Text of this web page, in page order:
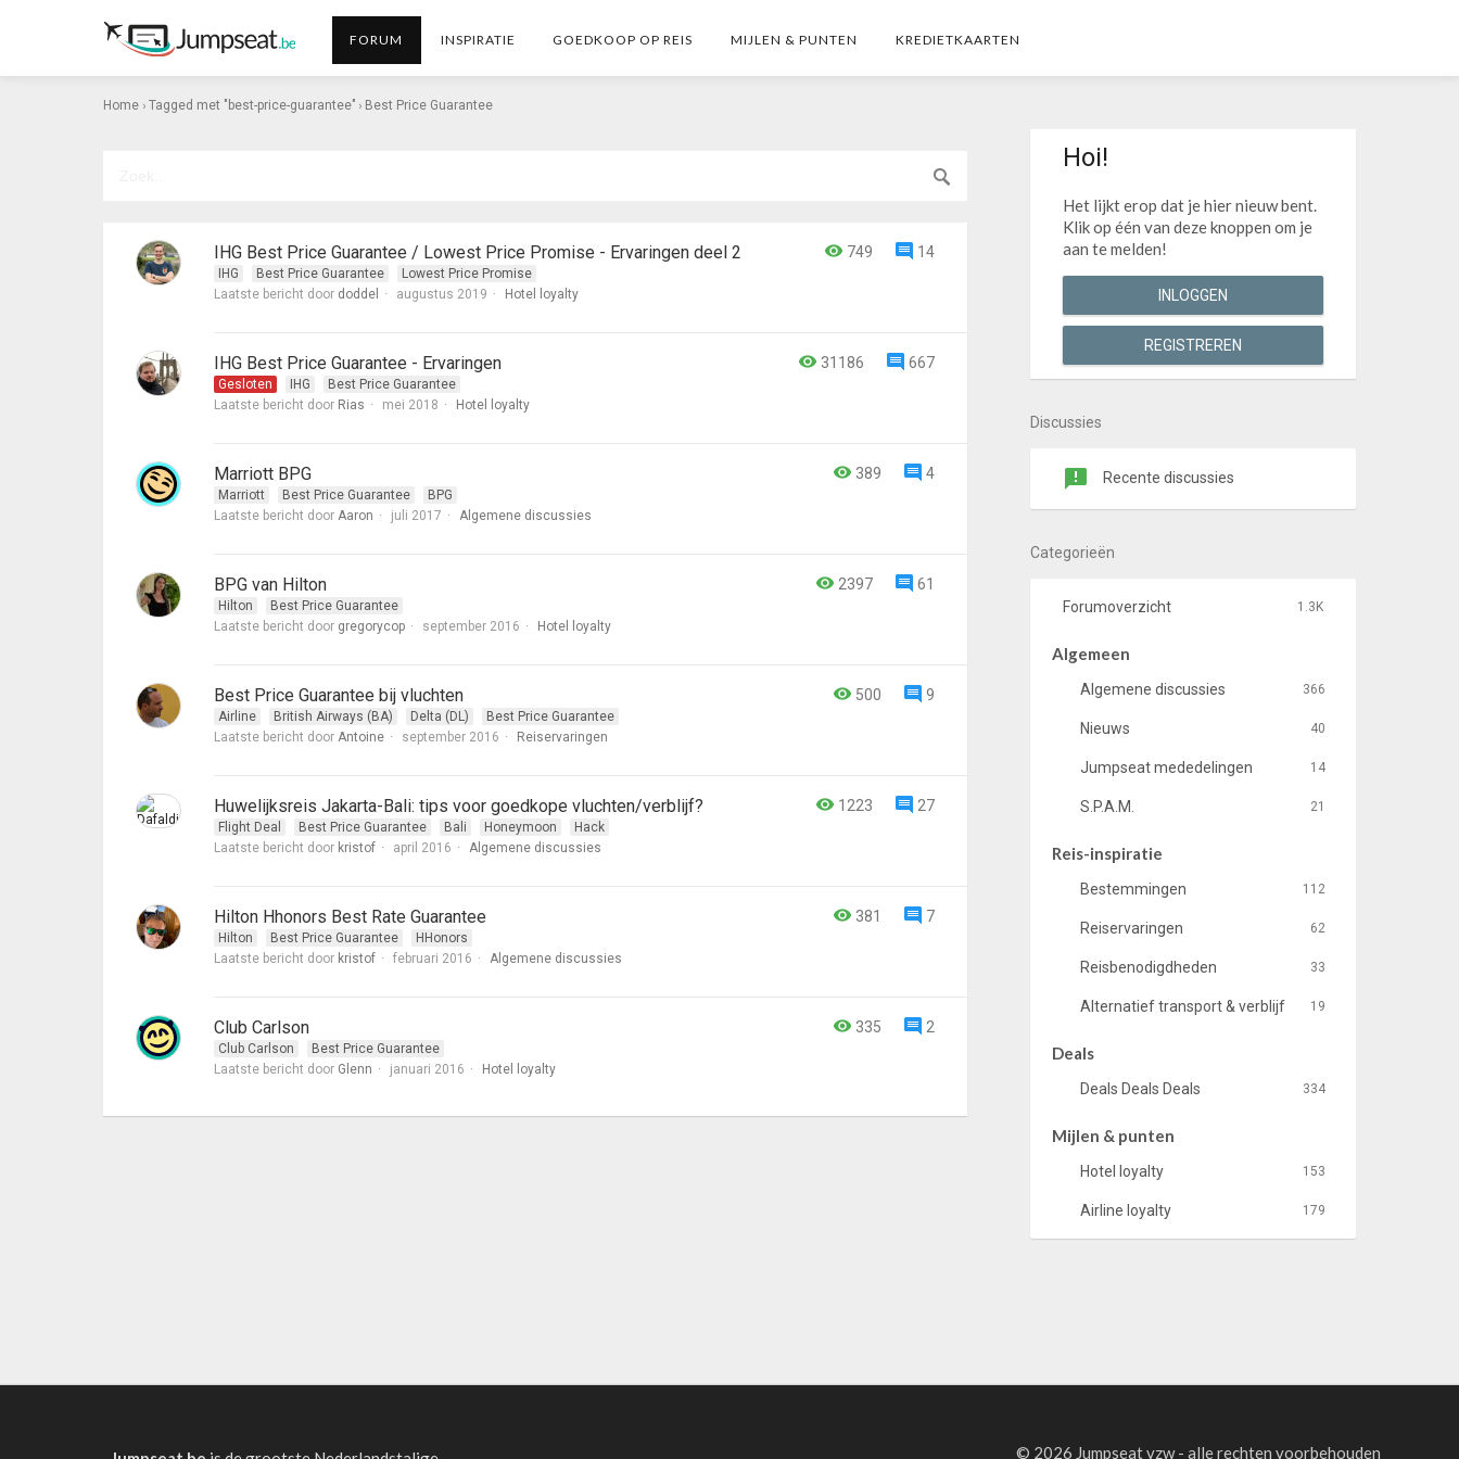
FORUM INSPIRATIE GOEDKOOP OP REIS MIJLEN & PUNTEN KREDIETKAARTEN
Home › Tagged met "best-price-guarantee" › Best Price Guarantee
14
749
IHG Best Price Guarantee / Lowest Price Promise - Ervaringen deel 2
IHG Best Price Guarantee
Lowest Price Promise
Laatste bericht door doddel augustus 2019 Hotel loyalty
667
31186
IHG Best Price Guarantee - Ervaringen
Gesloten IHG
Best Price Guarantee
Laatste bericht door Rias mei 2018 Hotel loyalty
4
389
Marriott BPG
Marriott Best Price Guarantee
BPG
Laatste bericht door Aaron juli 2017 Algemene discussies
61
2397
BPG van Hilton
Hilton
Best Price Guarantee
Laatste bericht door gregorycop september 2016 Hotel loyalty
9
500
Best Price Guarantee bij vluchten
Airline British Airways (BA) Delta (DL)
Best Price Guarantee
Laatste bericht door Antoine september 2016 Reiservaringen
27
1223
Huwelijksreis Jakarta-Bali: tips voor goedkope vluchten/verblijf?
Flight Deal Best Price Guarantee Bali Honeymoon
Hack
Laatste bericht door kristof april 2016 Algemene discussies
7
381
Hilton Hhonors Best Rate Guarantee
Hilton Best Price Guarantee
HHonors
Laatste bericht door kristof februari 2016 Algemene discussies
2
335
Club Carlson
Club Carlson
Best Price Guarantee
Laatste bericht door Glenn januari 2016 Hotel loyalty
Hoi!
Het lijkt erop dat je hier nieuw bent.
Klik op één van deze knoppen om je
aan te melden!
INLOGGEN
REGISTREREN
Discussies
Recente discussies
Categorieën
1.3K
Forumoverzicht
Algemeen
366
Algemene discussies
40
Nieuws
14
Jumpseat mededelingen
21
S.P.A.M.
Reis-inspiratie
112
Bestemmingen
62
Reiservaringen
33
Reisbenodigdheden
19
Alternatief transport & verblijf
Deals
334
Deals Deals Deals
Mijlen & punten
153
Hotel loyalty
179
Airline loyalty
© 2026 Jumpseat vzw - alle rechten voorbehouden